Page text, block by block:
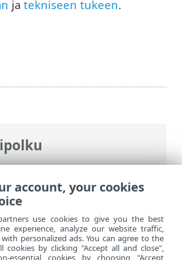
>ESET Endpoint
ESET Endpoint
ja tekniseen tukeen.
account, your cookies
use cookies to give you the best
experience, analyze our website traffic,
personalized ads. You can agree to the
cookies by clicking "Accept all and close",
essential cookies by choosing "Accept